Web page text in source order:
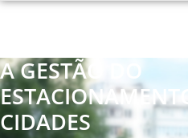
A GESTÃO DO
CIDADES